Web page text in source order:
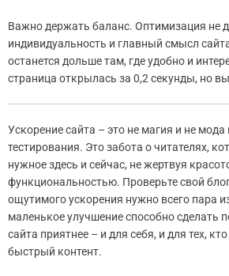
Важно держать баланс. Оптимизация не
индивидуальность и главный смысл
останется дольше там, где удобно и
страница открылась за 0,2 секунды, но
Ускорение сайта – это не магия и не мода
тестирования. Это забота о читателях,
нужное здесь и сейчас, не жертвуя
функциональностью. Проверьте свой
ощутимого ускорения нужно всего пара
маленькое улучшение способно сделать
сайта приятнее – и для себя, и для тех,
быстрый контент.